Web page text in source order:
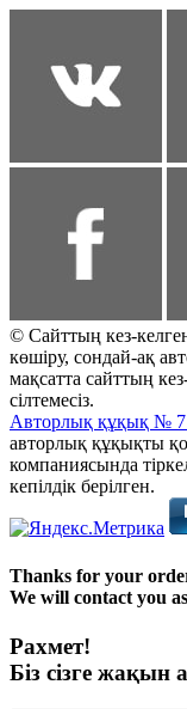
© Сайттың кез-
көшіру, сондай-ақ
мақсатта сайттың
сілтемесіз.
Авторлық құқық №
авторлық құқықты
компаниясында
кепілдік берілген.
Thanks for your
We will contact you
Рахмет!
Біз сізге жақын